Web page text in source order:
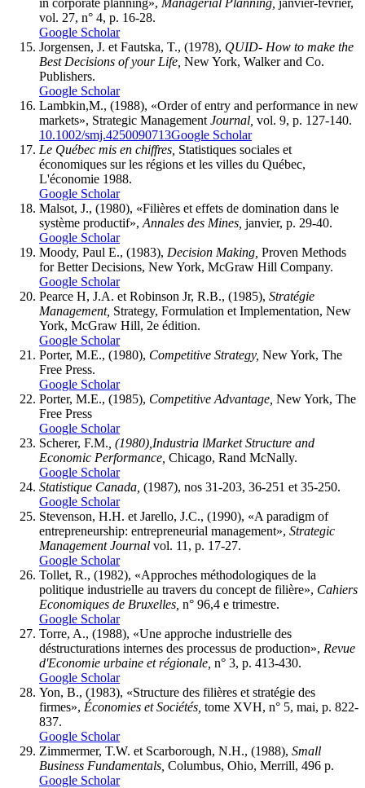
vol. 27, n° 4, p. 16-28.
Google Scholar
Jorgensen, J. et Fautska, T., (1978), QUID- How to make the
Best Decisions of your Life, New York, Walker and Co.
Publishers.
Google Scholar
Lambkin,M., (1988), «Order of entry and performance in new
markets», Strategic Management Journal, vol. 9, p. 127-140.
10.1002/smj.4250090713Google Scholar
Le Québec mis en chiffres, Statistiques sociales et
économiques sur les régions et les villes du Québec,
L'économie 1988.
Google Scholar
Malsot, J., (1980), «Filières et effets de domination dans le
système productif», Annales des Mines, janvier, p. 29-40.
Google Scholar
Moody, Paul E., (1983), Decision Making, Proven Methods
for Better Decisions, New York, McGraw Hill Company.
Google Scholar
Pearce H, J.A. et Robinson Jr, R.B., (1985), Stratégie
Management, Strategy, Formulation et Implementation, New
York, McGraw Hill, 2e édition.
Google Scholar
Porter, M.E., (1980), Competitive Strategy, New York, The
Free Press.
Google Scholar
Porter, M.E., (1985), Competitive Advantage, New York, The
Free Press
Google Scholar
Scherer, F.M. , (1980),Industria lMarket Structure and
Economic Performance, Chicago, Rand McNally.
Google Scholar
Statistique Canada, (1987), nos 31-203, 36-251 et 35-250.
Google Scholar
Stevenson, H.H. et Jarello, J.C., (1990), «A paradigm of
entrepreneurship: entrepreneurial management», Strategic
Management Journal vol. 11, p. 17-27.
Google Scholar
Tollet, R., (1982), «Approches méthodologiques de la
politique industrielle au travers du concept de filière», Cahiers
Economiques de Bruxelles, n° 96,4 e trimestre.
Google Scholar
Torre, A., (1988), «Une approche industrielle des
déstructurations internes des processus de production», Revue
d'Economie urbaine et régionale, n° 3, p. 413-430.
Google Scholar
Yon, B., (1983), «Structure des filières et stratégie des
firmes», Économies et Sociétés, tome XVH, n° 5, mai, p. 822-
837.
Google Scholar
Zimmermer, T.W. et Scarborough, N.H., (1988), Small
Business Fundamentals, Columbus, Ohio, Merrill, 496 p.
Google Scholar